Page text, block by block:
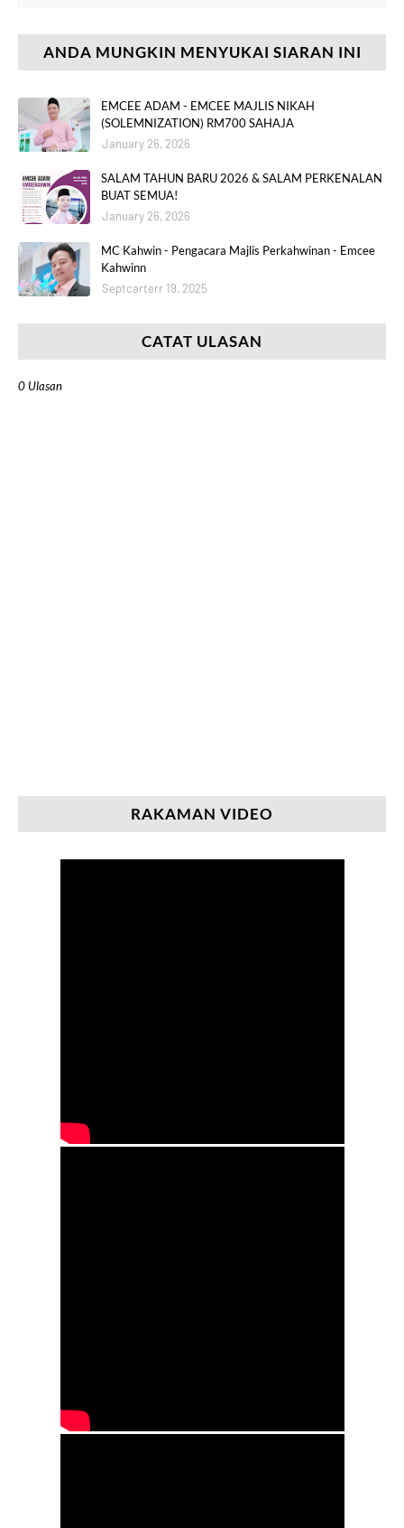
ANDA MUNGKIN MENYUKAI SIARAN INI
EMCEE ADAM - EMCEE MAJLIS NIKAH
(SOLEMNIZATION) RM700 SAHAJA
January 26, 2026
SALAM TAHUN BARU 2026 & SALAM PERKENALAN
BUAT SEMUA!
January 26, 2026
MC Kahwin - Pengacara Majlis Perkahwinan - Emcee
Kahwinn
Septcarterr 19, 2025
CATAT ULASAN
0 Ulasan
RAKAMAN VIDEO